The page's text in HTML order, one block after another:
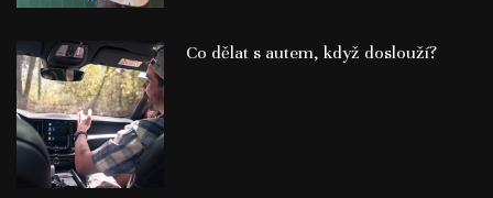
Co dělat s autem, když doslouží?